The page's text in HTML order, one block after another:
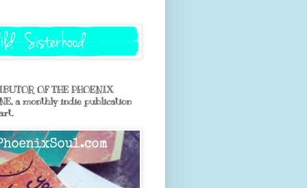
OF THE PHOENIX
a monthly indie publication